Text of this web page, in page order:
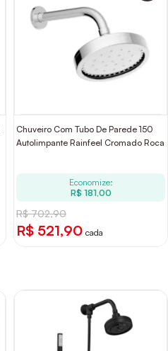
Chuveiro Com Tubo De Parede 150
Autolimpante Rainfeel Cromado Roca
Economize:
R$ 181,00
R$ 702,90
R$ 521,90 cada